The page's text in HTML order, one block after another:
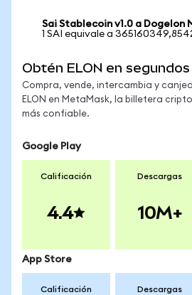
Sai Stablecoin v1.0 a Dogelon
1 SAI equivale a
Obtén ELON en segundos
Compra, vende, intercambia y canjea
ELON en MetaMask, la billetera cripto
más confiable.
Google Play
Calificación
4.4
Descargas
10M+
App Store
Calificación Descargas